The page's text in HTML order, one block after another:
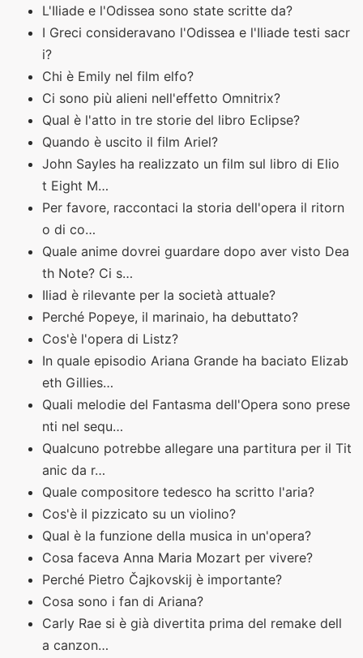
L'Iliade e l'Odissea sono state scritte da?
I Greci consideravano l'Odissea e l'Iliade testi sacr
i?
Chi è Emily nel film elfo?
Ci sono più alieni nell'effetto Omnitrix?
Qual è l'atto in tre storie del libro Eclipse?
Quando è uscito il film Ariel?
John Sayles ha realizzato un film sul libro di Elio
t Eight M…
Per favore, raccontaci la storia dell'opera il ritorn
o di co…
Quale anime dovrei guardare dopo aver visto Dea
th Note? Ci s…
Iliad è rilevante per la società attuale?
Perché Popeye, il marinaio, ha debuttato?
Cos'è l'opera di Listz?
In quale episodio Ariana Grande ha baciato Elizab
eth Gillies…
Quali melodie del Fantasma dell'Opera sono prese
nti nel sequ…
Qualcuno potrebbe allegare una partitura per il Tit
anic da r…
Quale compositore tedesco ha scritto l'aria?
Cos'è il pizzicato su un violino?
Qual è la funzione della musica in un'opera?
Cosa faceva Anna Maria Mozart per vivere?
Perché Pietro Čajkovskij è importante?
Cosa sono i fan di Ariana?
Carly Rae si è già divertita prima del remake dell
a canzon…